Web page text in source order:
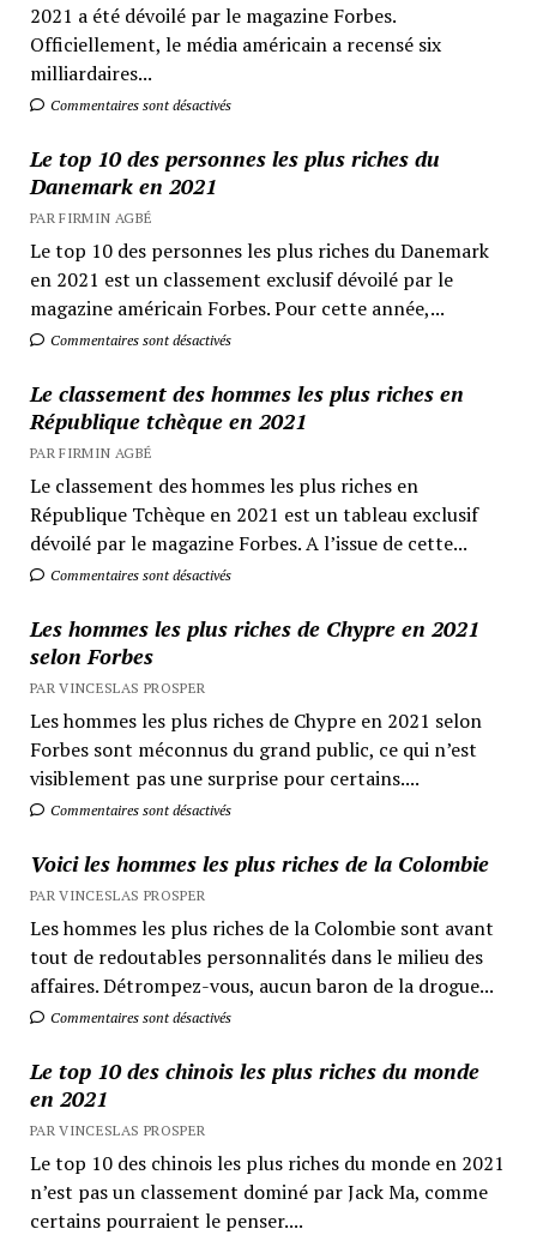
2021 a été dévoilé par le magazine Forbes.
Officiellement, le média américain a recensé six
milliardaires...
Commentaires sont désactivés
Le top 10 des personnes les plus riches du
Danemark en 2021
PAR FIRMIN AGBÉ
Le top 10 des personnes les plus riches du Danemark
en 2021 est un classement exclusif dévoilé par le
magazine américain Forbes. Pour cette année,...
Commentaires sont désactivés
Le classement des hommes les plus riches en
République tchèque en 2021
PAR FIRMIN AGBÉ
Le classement des hommes les plus riches en
République Tchèque en 2021 est un tableau exclusif
dévoilé par le magazine Forbes. A l’issue de cette...
Commentaires sont désactivés
Les hommes les plus riches de Chypre en 2021
selon Forbes
PAR VINCESLAS PROSPER
Les hommes les plus riches de Chypre en 2021 selon
Forbes sont méconnus du grand public, ce qui n’est
visiblement pas une surprise pour certains....
Commentaires sont désactivés
Voici les hommes les plus riches de la Colombie
PAR VINCESLAS PROSPER
Les hommes les plus riches de la Colombie sont avant
tout de redoutables personnalités dans le milieu des
affaires. Détrompez-vous, aucun baron de la drogue...
Commentaires sont désactivés
Le top 10 des chinois les plus riches du monde
en 2021
PAR VINCESLAS PROSPER
Le top 10 des chinois les plus riches du monde en 2021
n’est pas un classement dominé par Jack Ma, comme
certains pourraient le penser....